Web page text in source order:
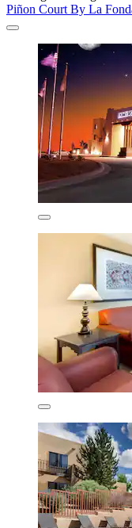
Piñon Court By La